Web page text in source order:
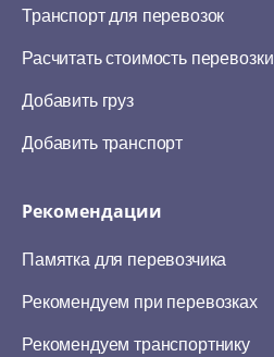
Транспорт для перевозок
Расчитать стоимость перевозки
Добавить груз
Добавить транспорт
Рекомендации
Памятка для перевозчика
Рекомендуем при перевозках
Рекомендуем транспортнику